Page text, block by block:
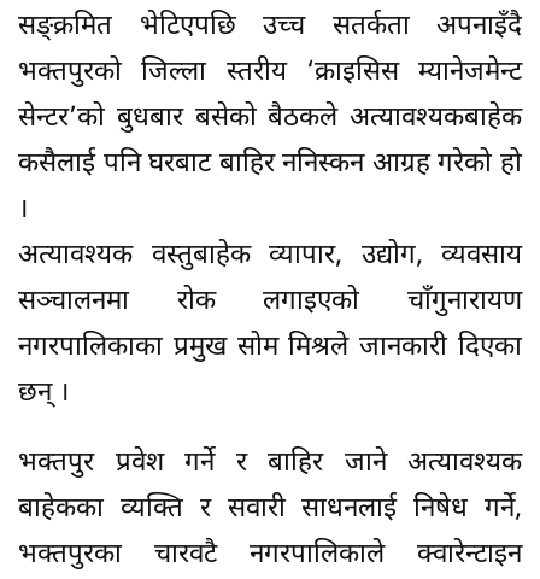
सङ्क्रमित भेटिएपछि उच्च सतर्कता अपनाइँदै
भक्तपुरको जिल्ला स्तरीय ‘क्राइसिस म्यानेजमेन्ट
सेन्टर’को बुधबार बसेको बैठकले अत्यावश्यकबाहेक
कसैलाई पनि घरबाट बाहिर ननिस्कन आग्रह गरेको हो
।
अत्यावश्यक वस्तुबाहेक व्यापार, उद्योग, व्यवसाय
सञ्चालनमा रोक लगाइएको चाँगुनारायण
नगरपालिकाका प्रमुख सोम मिश्रले जानकारी दिएका
छन् ।
भक्तपुर प्रवेश गर्ने र बाहिर जाने अत्यावश्यक
बाहेकका व्यक्ति र सवारी साधनलाई निषेध गर्ने,
भक्तपुरका चारवटै नगरपालिकाले क्वारेन्टाइन